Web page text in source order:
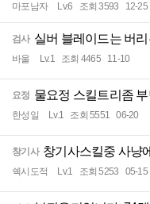
마포남자 Lv.6 조회 3593 12-25
검사 실버 블레이드는 버
바울 Lv.1 조회 4465 11-10
요정 물요정 스킬트리좀
한성일 Lv.1 조회 5551 06-20
창기사 창기사스킬중 사냥
쉑시도적 Lv.1 조회 5253 05-15